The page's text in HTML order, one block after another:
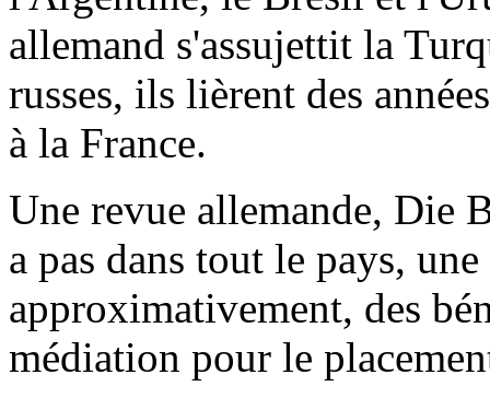
allemand s'assujettit la
russes, ils lièrent des
à la France.
Une revue allemande, Die
a pas dans tout le pays,
approximativement, des
médiation pour le